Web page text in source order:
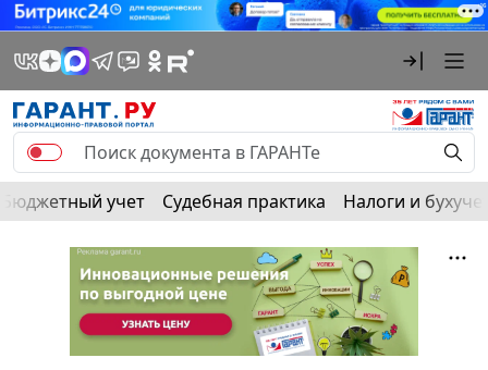
Бюджетный учет Судебная практика Налоги и